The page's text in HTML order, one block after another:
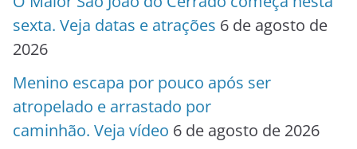
sexta. Veja datas e atrações 6 de agosto de
2026
Menino escapa por pouco após ser
atropelado e arrastado por
caminhão. Veja vídeo 6 de agosto de 2026